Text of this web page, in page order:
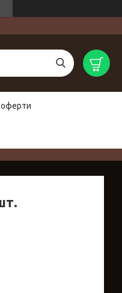
оферти